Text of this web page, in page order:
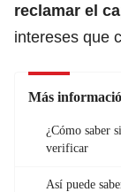
reclamar el
intereses que
Más
¿Cómo saber
verificar
Así puede